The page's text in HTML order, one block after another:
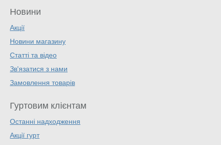
Новини
Акції
Новини магазину
Статті та відео
Зв'язатися з нами
Замовлення товарів
Гуртовим клієнтам
Останні надходження
Акції гурт